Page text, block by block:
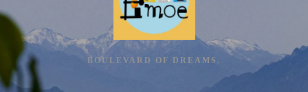
BOULEVARD OF DREAMS.